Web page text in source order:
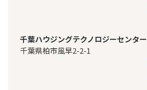
千葉ハウジングテクノロジーセンター
千葉県柏市風早2-2-1